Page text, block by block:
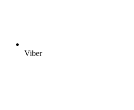
Viber